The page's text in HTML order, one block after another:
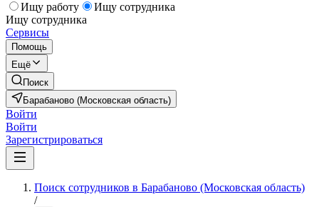
Ищу работу
Ищу сотрудника
Ищу сотрудника
Сервисы
Помощь
Ещё
Поиск
Барабаново (Московская область)
Войти
Войти
Зарегистрироваться
Поиск сотрудников в Барабаново (Московская область)
/